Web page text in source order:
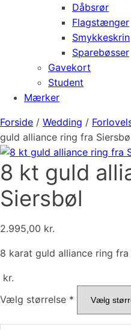
Dåbsrør
Flagstænger
Smykkeskrin
Sparebøsser
Gavekort
Student
Mærker
Forside / Wedding /
guld alliance ring fra
8 kt guld
Siersbøl
2.995,00 kr.
8 karat guld alliance ring fra
kr.
Vælg størrelse *